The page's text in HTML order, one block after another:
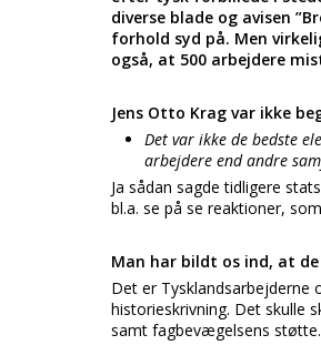
diverse blade og avisen
forhold syd på. Men
også, at 500 arbejdere
Jens Otto Krag var ikke
Det var ikke de bedste
arbejdere end andre
Ja sådan sagde tidligere
bl.a. se på se reaktioner,
Man har bildt os ind, at
Det er
historieskrivning. Det skulle
samt fagbevægelsens støtte.